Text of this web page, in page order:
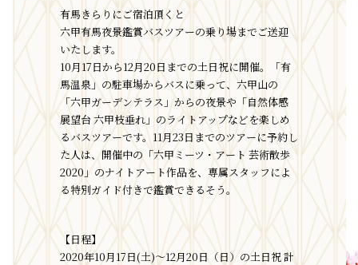
有馬きらりにご宿泊頂くと
六甲有馬夜景鑑賞バスツアーの乗り場までご送迎
いたします。
10月17日から12月20日までの土日祝に開催。「有
馬温泉」の駐車場からバスに乗って、六甲山の
「六甲ガーデンテラス」からの夜景や「自然体感
展望台 六甲枝垂れ」のライトアップなどを楽しめ
るバスツアーです。11月23日までのツアーに予約し
た人は、開催中の「六甲ミーツ・アート 芸術散歩
2020」のナイトアート作品を、専属スタッフによ
る特別ガイド付きで鑑賞できるそう。
【日程】
2020年10月17日(土)〜12月20日（日）の土日祝 計